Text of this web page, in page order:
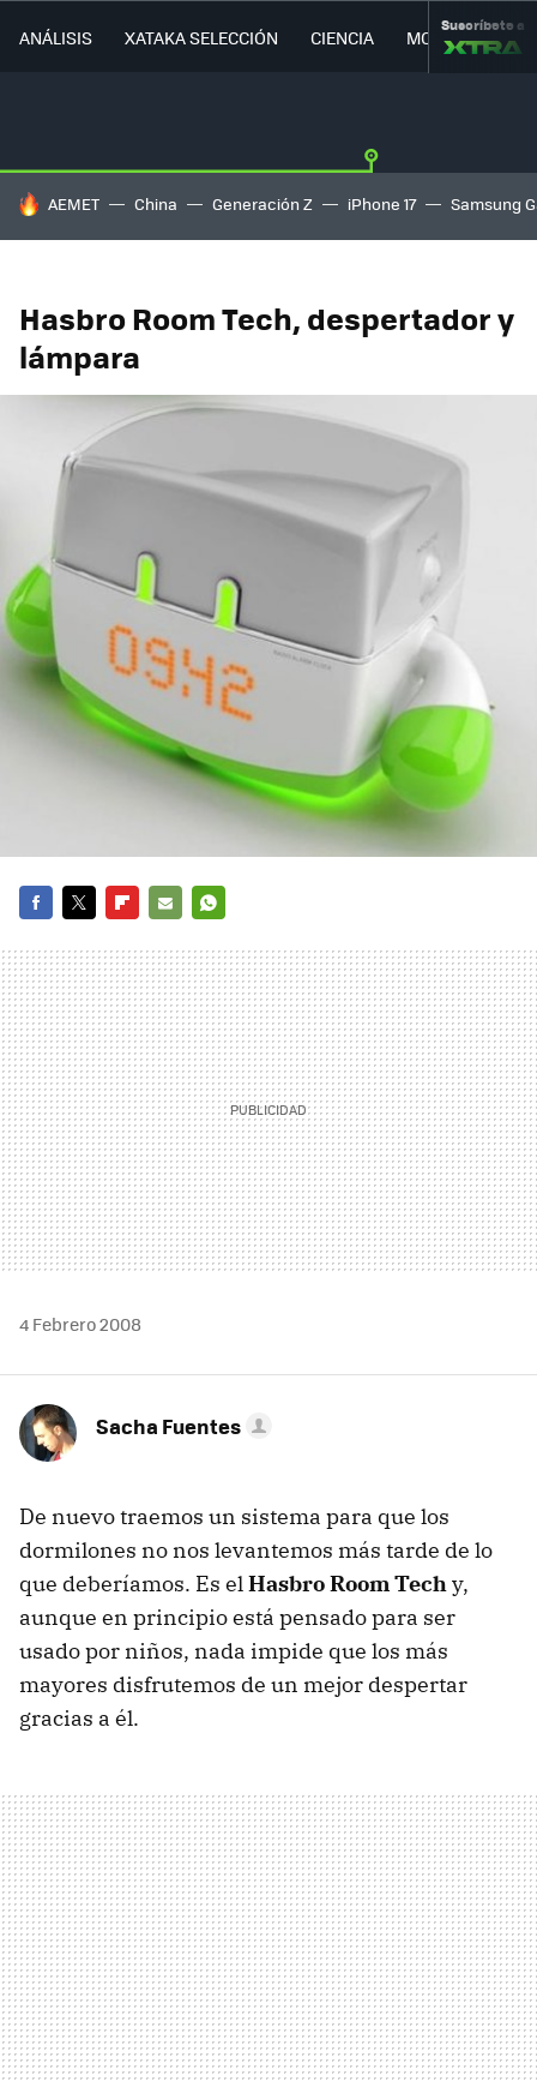
ANÁLISIS XATAKA SELECCIÓN CIENCIA MOVILIDAD
Suscríbete a
HOY SE HABLA DE
AEMET China Generación Z iPhone 17 Samsung
Hasbro Room Tech, despertador y
lámpara
MAIL
4 Febrero 2008
Sacha Fuentes
De nuevo traemos un sistema para que los
dormilones no nos levantemos más tarde de lo
que deberíamos. Es elHasbro Room Techy,
aunque en principio está pensado para ser
usado por niños, nada impide que los más
mayores disfrutemos de un mejor despertar
gracias a él.